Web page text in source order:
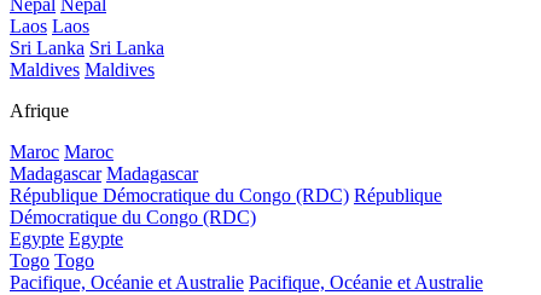
Népal Népal
Laos Laos
Sri Lanka Sri Lanka
Maldives Maldives
Afrique
Maroc Maroc
Madagascar Madagascar
République Démocratique du Congo (RDC) République
Démocratique du Congo (RDC)
Egypte Egypte
Togo Togo
Pacifique, Océanie et Australie Pacifique, Océanie et Australie